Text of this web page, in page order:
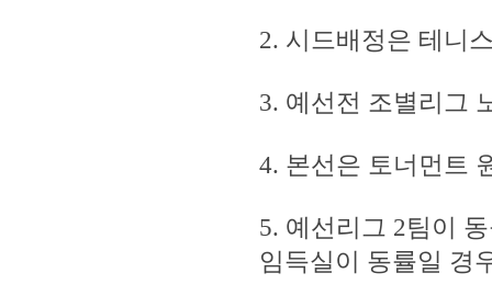
2. 시드배정은 테니
3. 예선전 조별리그
4. 본선은 토너먼트
5. 예선리그 2팀이
임득실이 동률일 경